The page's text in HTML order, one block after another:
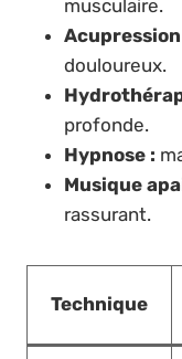
musculaire.
Acupression
douloureux.
profonde.
Hypnose :
Musique
rassurant.
Technique